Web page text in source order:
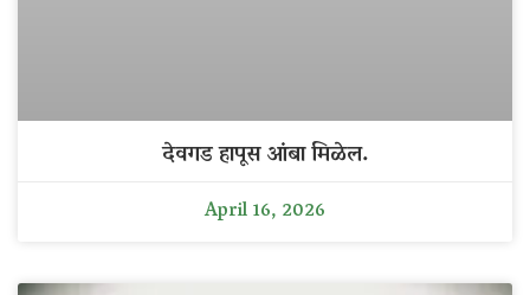
देवगड हापूस आंबा मिळेल.
April 16, 2026